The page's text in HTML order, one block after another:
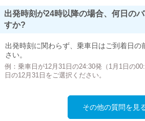
出発時刻が24時以降の場合、何日の
すか?
出発時刻に関わらず、乗車日はご到着日の
さい。
例：乗車日が12月31日の24:30発（1月1日の
日の12月31日をご選択ください。
その他の質問を見